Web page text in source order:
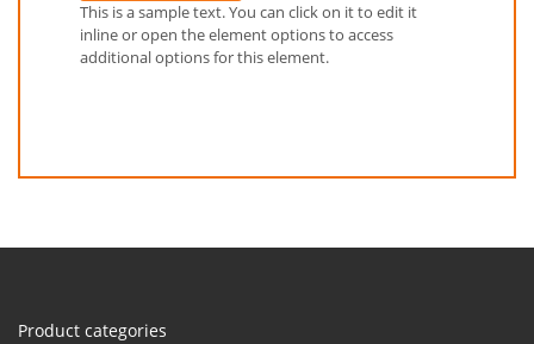
This is a sample text. You can click on it to edit it
inline or open the element options to access
additional options for this element.
Product categories